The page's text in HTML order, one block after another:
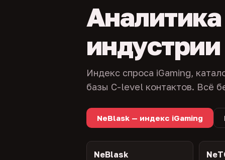
индустрии
Индекс спроса iGaming,
базы C-level контактов. Всё
NeBlask — индекс iGaming
NeBlask